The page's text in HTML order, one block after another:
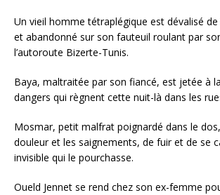
Un vieil homme tétraplégique est dévalisé
et abandonné sur son fauteuil roulant par
l’autoroute Bizerte-Tunis.
Baya, maltraitée par son fiancé, est jetée à
dangers qui règnent cette nuit-là dans les
Mosmar, petit malfrat poignardé dans le
douleur et les saignements, de fuir et de se
invisible qui le pourchasse.
Oueld Jennet se rend chez son ex-femme